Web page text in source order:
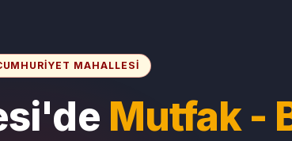
MAHALLESI
Mutfak -